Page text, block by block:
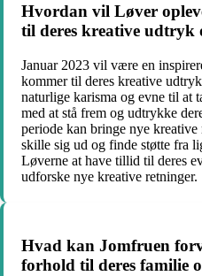
Hvordan vil Løver
til deres kreative udtryk
Januar 2023 vil være en
kommer til deres kreative
naturlige karisma og evne til at
med at stå frem og udtrykke
periode kan bringe nye
skille sig ud og finde støtte fra
Løverne at have tillid til deres
udforske nye kreative retninger.
Hvad kan Jomfruen
forhold til deres familie